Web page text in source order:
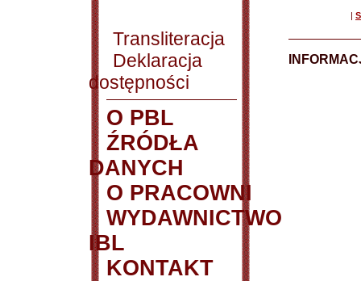
Transliteracja
Deklaracja
dostępności
O PBL
ŹRÓDŁA
DANYCH
O PRACOWNI
WYDAWNICTWO
IBL
KONTAKT
|